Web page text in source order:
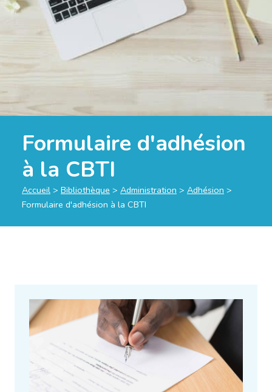
Formulaire d'adhésion
à la CBTI
Accueil > Bibliothèque > Administration > Adhésion >
Formulaire d'adhésion à la CBTI